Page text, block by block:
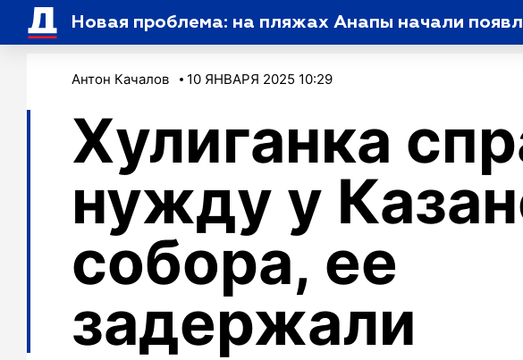
Новая проблема: на пляжах Анапы начали
Антон Качалов 10 ЯНВАРЯ 2025 10:29
Хулиганка
нужду у
собора, ее
задержали